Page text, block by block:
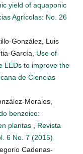
yield of aquaponic
Agrícolas: No. 26
González, Luis
García, Use of
LEDs to improve the
de Ciencias
Morales,
benzoico:
plantas
Revista
6 No. 7 (2015)
Cadenas-